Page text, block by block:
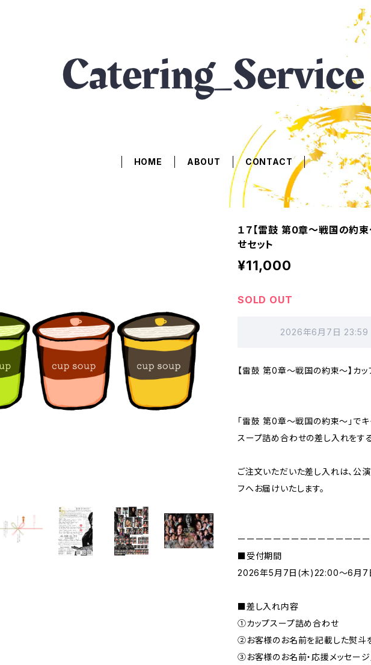
HOME ABOUT CONTACT
１７【雷鼓 第0章〜戦国の約
せセット
¥11,000
SOLD OUT
2026年6月7日 23:59
【雷鼓 第0章〜戦国の約束〜】カ
「雷鼓 第0章〜戦国の約束〜」でキ
スープ詰め合わせの差し入れをす
ご注文いただいた差し入れは、公
フへお届けいたします。
ーーーーーーーーーーーーーー
■受付期間
2026年5月7日(木)22:00〜6月7
■差し入れ内容
①カップスープ詰め合わせ
②お客様のお名前を記載した熨斗
③お客様のお名前・応援メッセー